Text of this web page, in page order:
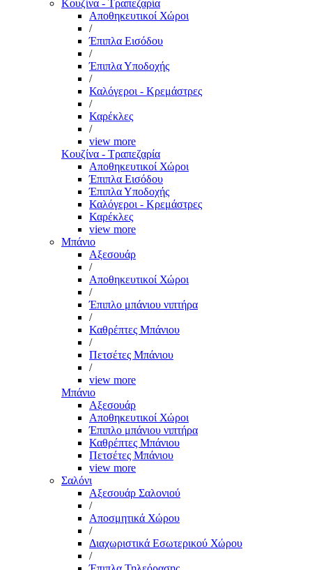
Κουζίνα - Τραπεζαρία
Αποθηκευτικοί Χώροι
/
Έπιπλα Εισόδου
/
Έπιπλα Υποδοχής
/
Καλόγεροι - Κρεμάστρες
/
Καρέκλες
/
view more
Κουζίνα - Τραπεζαρία
Αποθηκευτικοί Χώροι
Έπιπλα Εισόδου
Έπιπλα Υποδοχής
Καλόγεροι - Κρεμάστρες
Καρέκλες
view more
Μπάνιο
Αξεσουάρ
/
Αποθηκευτικοί Χώροι
/
Έπιπλο μπάνιου νιπτήρα
/
Καθρέπτες Μπάνιου
/
Πετσέτες Μπάνιου
/
view more
Μπάνιο
Αξεσουάρ
Αποθηκευτικοί Χώροι
Έπιπλο μπάνιου νιπτήρα
Καθρέπτες Μπάνιου
Πετσέτες Μπάνιου
view more
Σαλόνι
Αξεσουάρ Σαλονιού
/
Αποσμητικά Χώρου
/
Διαχωριστικά Εσωτερικού Χώρου
/